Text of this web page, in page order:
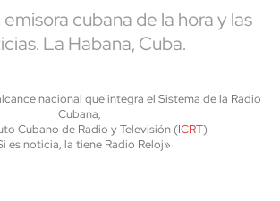
emisora cubana de la hora y las
La Habana, Cuba.
nacional que integra el Sistema de la Radio
Cubana,
Cubano de Radio y Televisión (ICRT)
es noticia, la tiene Radio Reloj»